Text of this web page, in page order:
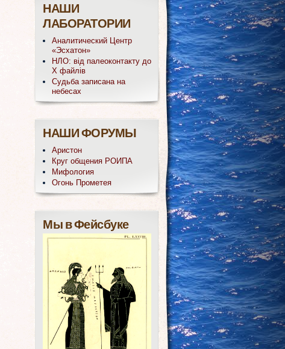
НАШИ
ЛАБОРАТОРИИ
Аналитический Центр
«Эсхатон»
НЛО: від палеоконтакту до
Х файлів
Судьба записана на
небесах
НАШИ ФОРУМЫ
Аристон
Круг общения РОИПА
Мифология
Огонь Прометея
Мы в Фейсбуке